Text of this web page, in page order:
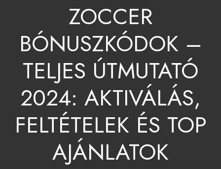
ZOCCER
BÓNUSZKÓDOK –
TELJES ÚTMUTATÓ
2024: AKTIVÁLÁS,
FELTÉTELEK ÉS TOP
AJÁNLATOK